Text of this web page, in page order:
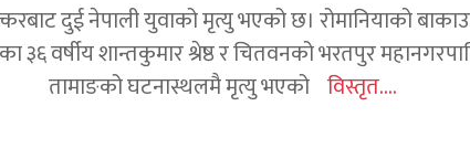
दुई नेपाली युवाको मृत्यु भएको छ। रोमानियाको
३६ वर्षीय शान्तकुमार श्रेष्ठ र चितवनको भरतपुर
तामाङको घटनास्थलमै मृत्यु भएको विस्तृत....